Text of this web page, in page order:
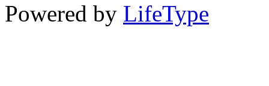
Powered by LifeType